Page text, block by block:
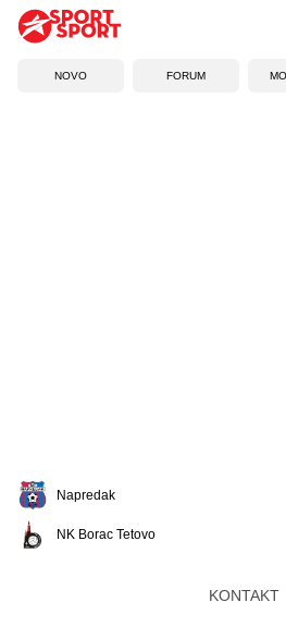
NOVO FORUM
Napredak
NK Borac Tetovo
KONTAKT